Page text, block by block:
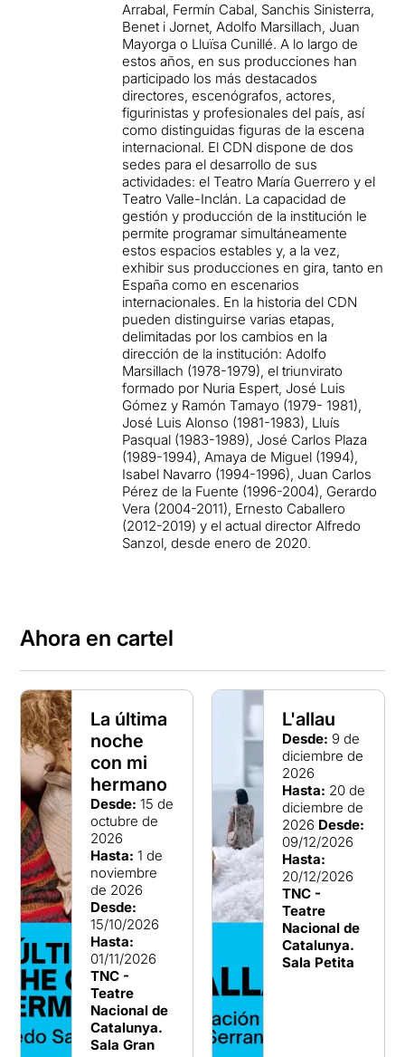
Arrabal, Fermín Cabal, Sanchis Sinisterra,
Benet i Jornet, Adolfo Marsillach, Juan
Mayorga o Lluïsa Cunillé. A lo largo de
estos años, en sus producciones han
participado los más destacados
directores, escenógrafos, actores,
figurinistas y profesionales del país, así
como distinguidas figuras de la escena
internacional. El CDN dispone de dos
sedes para el desarrollo de sus
actividades: el Teatro María Guerrero y el
Teatro Valle-Inclán. La capacidad de
gestión y producción de la institución le
permite programar simultáneamente
estos espacios estables y, a la vez,
exhibir sus producciones en gira, tanto en
España como en escenarios
internacionales. En la historia del CDN
pueden distinguirse varias etapas,
delimitadas por los cambios en la
dirección de la institución: Adolfo
Marsillach (1978-1979), el triunvirato
formado por Nuria Espert, José Luis
Gómez y Ramón Tamayo (1979- 1981),
José Luis Alonso (1981-1983), Lluís
Pasqual (1983-1989), José Carlos Plaza
(1989-1994), Amaya de Miguel (1994),
Isabel Navarro (1994-1996), Juan Carlos
Pérez de la Fuente (1996-2004), Gerardo
Vera (2004-2011), Ernesto Caballero
(2012-2019) y el actual director Alfredo
Sanzol, desde enero de 2020.
Ahora en cartel
La última
noche
con mi
hermano
Desde: 15 de
octubre de
2026
Hasta: 1 de
noviembre
de 2026
Desde:
15/10/2026
Hasta:
01/11/2026
TNC -
Teatre
Nacional de
Catalunya.
Sala Gran
L'allau
Desde: 9 de
diciembre de
2026
Hasta: 20 de
diciembre de
2026 Desde:
09/12/2026
Hasta:
20/12/2026
TNC -
Teatre
Nacional de
Catalunya.
Sala Petita